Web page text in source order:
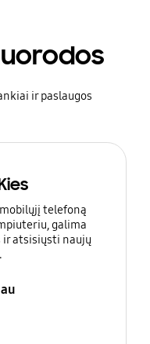
ir paslaugos
mobilųjį telefoną
galima
atsisiųsti naujų